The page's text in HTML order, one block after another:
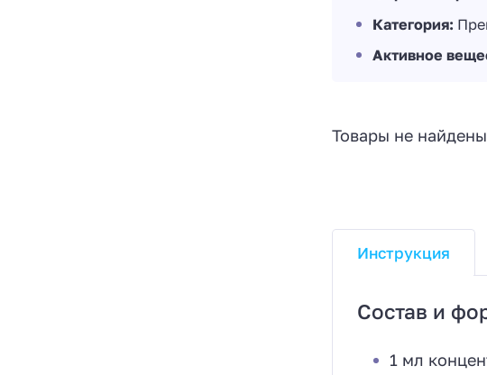
Категория:
Активное
Товары не
Инструкция
Состав и
1 мл